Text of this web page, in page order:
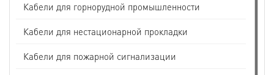
Кабели для горнорудной промышленности
Кабели для нестационарной прокладки
Кабели для пожарной сигнализации